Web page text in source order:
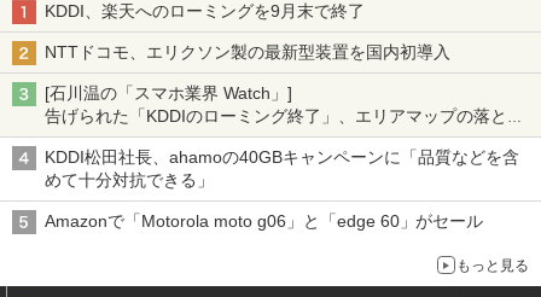
KDDI、楽天へのローミングを9月末で終了
NTTドコモ、エリクソン製の最新型装置を国内初導入
[石川温の「スマホ業界 Watch」]
告げられた「KDDIのローミング終了」、エリアマップの落とし
穴と楽天モバイルの課題
KDDI松田社長、ahamoの40GBキャンペーンに「品質などを含
めて十分対抗できる」
Amazonで「Motorola moto g06」と「edge 60」がセール
もっと見る